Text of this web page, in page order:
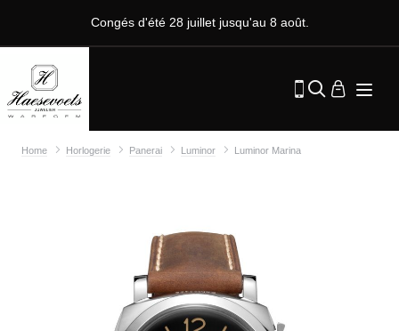
Congés d'été 28 juillet jusqu'au 8 août.
Home Horlogerie Panerai Luminor Luminor Marina